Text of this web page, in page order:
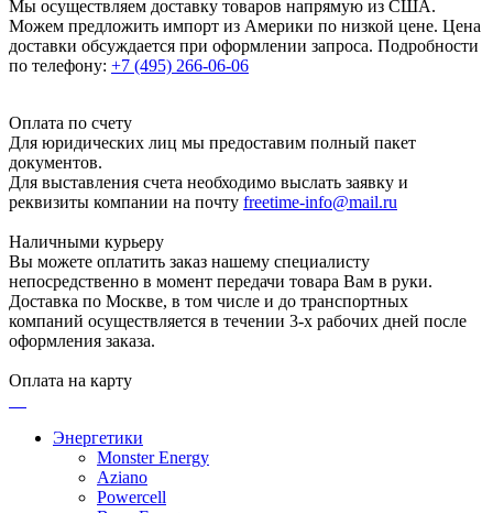
Мы осуществляем доставку товаров напрямую из США.
Можем предложить импорт из Америки по низкой цене. Цена
доставки обсуждается при оформлении запроса. Подробности
по телефону: +7 (495) 266-06-06
Оплата по счету
Для юридических лиц мы предоставим полный пакет
документов.
Для выставления счета необходимо выслать заявку и
реквизиты компании на почту freetime-info@mail.ru
Наличными курьеру
Вы можете оплатить заказ нашему специалисту
непосредственно в момент передачи товара Вам в руки.
Доставка по Москве, в том числе и до транспортных
компаний осуществляется в течении 3-х рабочих дней после
оформления заказа.
Оплата на карту
Энергетики
Monster Energy
Aziano
Powercell